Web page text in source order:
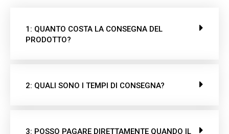
1: QUANTO COSTA LA CONSEGNA DEL
PRODOTTO?
2: QUALI SONO I TEMPI DI CONSEGNA?
3: POSSO PAGARE DIRETTAMENTE QUANDO IL